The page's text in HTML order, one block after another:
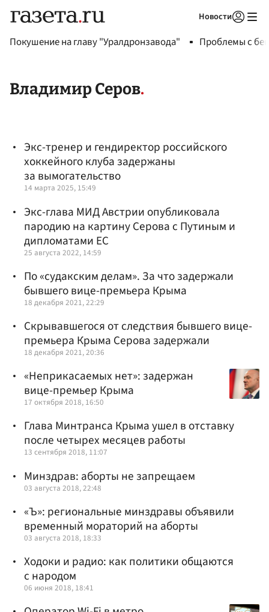
Новости
Покушение на главу "Уралдронзавода" Проблемы с
Владимир Серов
Экс-тренер и гендиректор российского
хоккейного клуба задержаны
за вымогательство
14 марта 2025, 15:49
Экс-глава МИД Австрии опубликовала
пародию на картину Серова с Путиным и
дипломатами ЕС
25 августа 2022, 14:59
По «судакским делам». За что задержали
бывшего вице-премьера Крыма
18 декабря 2021, 22:29
Скрывавшегося от следствия бывшего вице-
премьера Крыма Серова задержали
18 декабря 2021, 20:36
«Неприкасаемых нет»: задержан
вице-премьер Крыма
17 октября 2018, 16:50
Глава Минтранса Крыма ушел в отставку
после четырех месяцев работы
13 сентября 2018, 11:07
Минздрав: аборты не запрещаем
03 августа 2018, 22:48
«Ъ»: региональные минздравы объявили
временный мораторий на аборты
03 августа 2018, 18:33
Ходоки и радио: как политики общаются
с народом
06 июня 2018, 18:41